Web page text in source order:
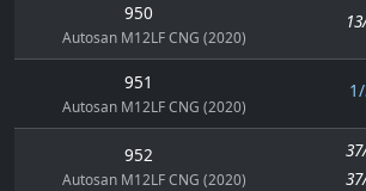
950
Autosan M12LF CNG (2020)
951
Autosan M12LF CNG (2020)
952
Autosan M12LF CNG (2020)